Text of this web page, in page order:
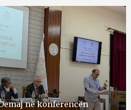
në konferencën